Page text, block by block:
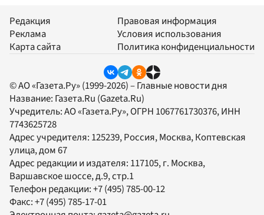
Редакция
Реклама
Карта сайта
Правовая информация
Условия использования
Политика конфиденциальности
© АО «Газета.Ру» (1999-2026) – Главные новости дня
Название: Газета.Ru (Gazeta.Ru)
Учредитель:АО «Газета.Ру», ОГРН 1067761730376, ИНН
7743625728
Адрес учредителя: 125239, Россия, Москва, Коптевская
улица, дом 67
Адрес редакции и издателя: 117105, г. Москва,
Варшавское шоссе, д.9, стр.1
Телефон редакции:+7 (495) 785-00-12
Факс:+7 (495) 785-17-01